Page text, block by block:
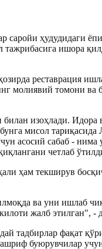
саройи ҳудудидаги
тажрибасига ишора
реставрация
молиявий томони ва
изоҳлади. Идора
мисол
асосий сабаб - нима
четлаб
ҳам текширув
ва уни ишлаб
жалб этилган", -
тадбирлар фақат
буюрувчилар